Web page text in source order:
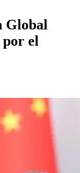
Global
por el